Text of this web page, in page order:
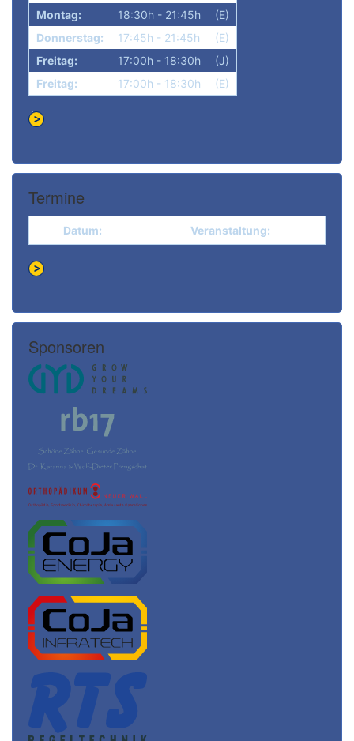
Montag:
18:30h - 21:45h
(E)
Donnerstag:
17:45h - 21:45h
(E)
Freitag:
17:00h - 18:30h
(J)
Freitag:
17:00h - 18:30h (E)
Termine
Datum: Veranstaltung:
Sponsoren